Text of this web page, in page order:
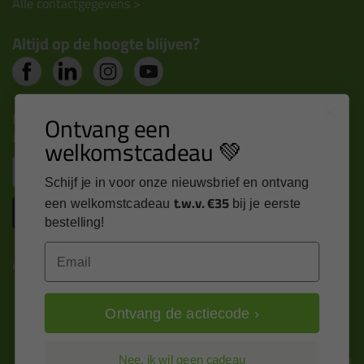
Altijd op de hoogte blijven?
Nieuws, tips en exclusieve deals rechtstreeks in je
inbox
Inschrijven
Kitcentrum is trots op:
Ontvang een
welkomstcadeau 💚
Schijf je in voor onze nieuwsbrief en ontvang
een welkomstcadeau t.w.v. €35 bij je eerste
bestelling!
Email
Ontvang de actiecode ›
Nee, ik wil geen cadeau